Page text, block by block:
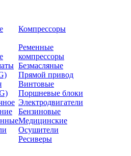
Компрессоры
Ременные
компрессоры
Безмасляные
Прямой привод
Винтовые
Поршневые блоки
Электродвигатели
Бензиновые
Медицинские
Осушители
Ресиверы